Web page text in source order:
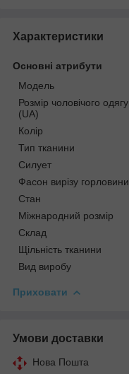
Характеристики
Основні атрибути
Модель
Розмір чоловічого одягу
(UA)
Колір
Тип тканини
Силует
Фасон вирізу горловини
Стан
Міжнародний розмір
Склад
Щільність тканини
Вид виробу
Приховати
Умови доставки
Нова Пошта